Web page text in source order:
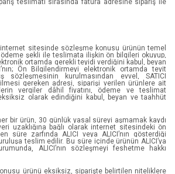
teslimatı sırasında fatura adresine sipariş ile
internet sitesinde sözleşme konusu ürünün temel
şekli ile teslimata ilişkin ön bilgileri okuyup,
ortamda gerekli teyidi verdiğini kabul, beyan
Ön Bilgilendirmeyi elektronik ortamda teyit
sözleşmesinin kurulmasından evvel, SATICI
gereken adresi, siparişi verilen ürünlere ait
vergiler dâhil fiyatını, ödeme ve teslimat
olarak edindiğini kabul, beyan ve taahhüt
bir ürün, 30 günlük yasal süreyi aşmamak kaydı
uzaklığına bağlı olarak internet sitesindeki ön
süre zarfında ALICI veya ALICI’nın gösterdiği
teslim edilir. Bu süre içinde ürünün ALICI’ya
ALICI’nın sözleşmeyi feshetme hakkı
ürünü eksiksiz, siparişte belirtilen niteliklere